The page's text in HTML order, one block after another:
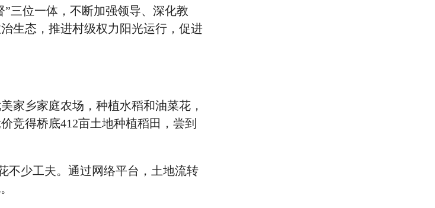
三位一体，不断加强领导、深化教
生态，推进村级权力阳光运行，促进
乡家庭农场，种植水稻和油菜花，
竞得桥底412亩土地种植稻田，尝到
少工夫。通过网络平台，土地流转